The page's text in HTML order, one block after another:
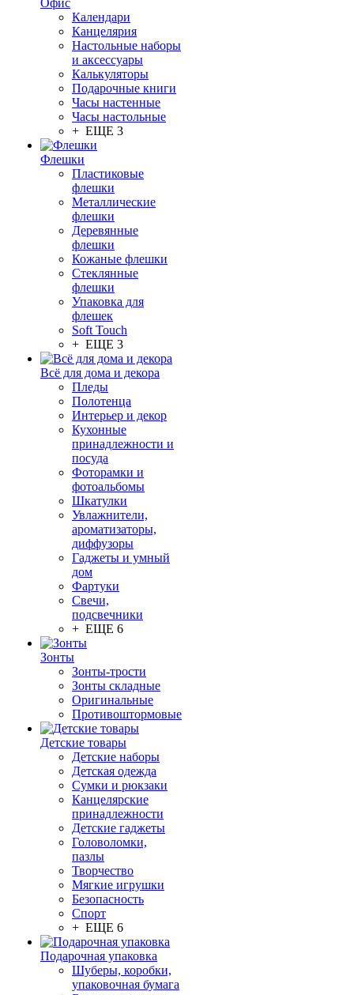
Офис
Календари
Канцелярия
Настольные наборы
и аксессуары
Калькуляторы
Подарочные книги
Часы настенные
Часы настольные
+ ЕЩЕ 3
Флешки
Пластиковые
флешки
Металлические
флешки
Деревянные
флешки
Кожаные флешки
Стеклянные
флешки
Упаковка для
флешек
Soft Touch
+ ЕЩЕ 3
Всё для дома и декора
Пледы
Полотенца
Интерьер и декор
Кухонные
принадлежности и
посуда
Фоторамки и
фотоальбомы
Шкатулки
Увлажнители,
ароматизаторы,
диффузоры
Гаджеты и умный
дом
Фартуки
Свечи,
подсвечники
+ ЕЩЕ 6
Зонты
Зонты-трости
Зонты складные
Оригинальные
Противоштормовые
Детские товары
Детские наборы
Детская одежда
Сумки и рюкзаки
Канцелярские
принадлежности
Детские гаджеты
Головоломки,
пазлы
Творчество
Мягкие игрушки
Безопасность
Спорт
+ ЕЩЕ 6
Подарочная упаковка
Шуберы, коробки,
упаковочная бумага